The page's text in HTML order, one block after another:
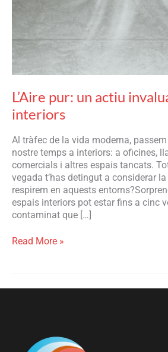
L’Aire pur: un actiu
interiors
Al tràfec de la vida moderna,
nostre temps a interiors: a oficines,
comercials i altres espais tancats.
vegada t’has detingut a considerar
respirem en aquests
espais interiors pot estar fins a cinc
contaminat que […]
interiors
Read More »